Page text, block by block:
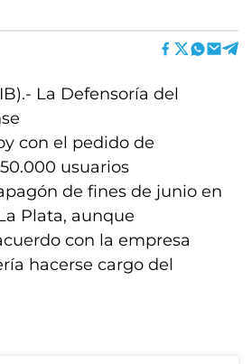
La Defensoría del
con el pedido de
usuarios
de fines de junio en
Plata, aunque
con la empresa
hacerse cargo del